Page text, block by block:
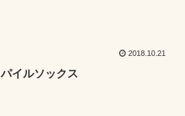
2018.10.21
パイルソックス